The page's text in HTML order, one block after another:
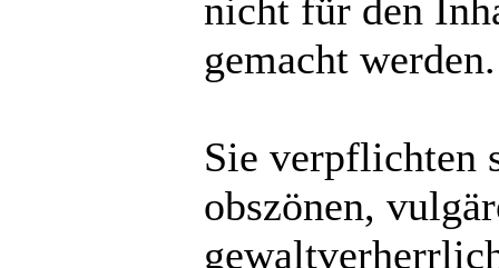
nicht für den
gemacht werden.
Sie verpflichten
obszönen,